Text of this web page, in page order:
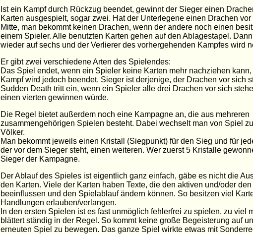
Ist ein Kampf durch Rückzug beendet, gewinnt der Sieger einen
Karten ausgespielt, sogar zwei. Hat der Unterlegene einen Drachen
Mitte, man bekommt keinen Drachen, wenn der andere noch einen
einem Spieler. Alle benutzten Karten gehen auf den Ablagestapel.
wieder auf sechs und der Verlierer des vorhergehenden Kampfes wird
Er gibt zwei verschiedene Arten des Spielendes:
Das Spiel endet, wenn ein Spieler keine Karten mehr nachziehen
Kampf wird jedoch beendet. Sieger ist derjenige, der Drachen vor sich
Sudden Death tritt ein, wenn ein Spieler alle drei Drachen vor sich
einen vierten gewinnen würde.
Die Regel bietet außerdem noch eine Kampagne an, die aus mehreren
zusammengehörigen Spielen besteht. Dabei wechselt man von Spiel
Völker.
Man bekommt jeweils einen Kristall (Siegpunkt) für den Sieg und für
der vor dem Sieger steht, einen weiteren. Wer zuerst 5 Kristalle
Sieger der Kampagne.
Der Ablauf des Spieles ist eigentlich ganz einfach, gäbe es nicht die
den Karten. Viele der Karten haben Texte, die den aktiven und/oder
beeinflussen und den Spielablauf ändern können. So besitzen viel
Handlungen erlauben/verlangen.
In den ersten Spielen ist es fast unmöglich fehlerfrei zu spielen, zu viel
blättert ständig in der Regel. So kommt keine große Begeisterung auf
erneuten Spiel zu bewegen. Das ganze Spiel wirkte etwas mit